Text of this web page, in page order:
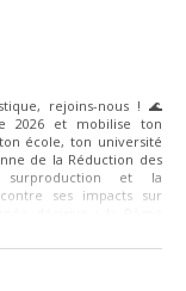
rejoins-nous ! 🌊
2026 et mobilise ton
école, ton université
de la Réduction des
et la
ses impacts sur
personnes, avec une
et de nombreux